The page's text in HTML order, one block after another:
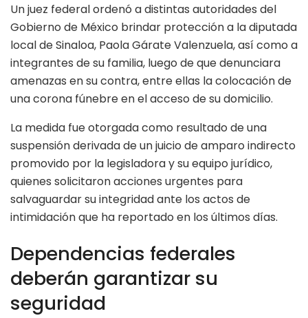
Un juez federal ordenó a distintas autoridades del
Gobierno de México brindar protección a la diputada
local de Sinaloa, Paola Gárate Valenzuela, así como a
integrantes de su familia, luego de que denunciara
amenazas en su contra, entre ellas la colocación de
una corona fúnebre en el acceso de su domicilio.
La medida fue otorgada como resultado de una
suspensión derivada de un juicio de amparo indirecto
promovido por la legisladora y su equipo jurídico,
quienes solicitaron acciones urgentes para
salvaguardar su integridad ante los actos de
intimidación que ha reportado en los últimos días.
Dependencias federales
deberán garantizar su
seguridad